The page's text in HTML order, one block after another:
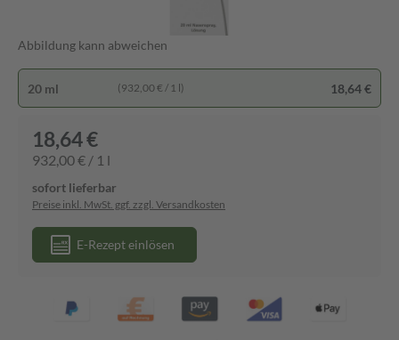
Abbildung kann abweichen
20 ml (932,00 € / 1 l) 18,64 €
18,64 €
932,00 € / 1 l
sofort lieferbar
Preise inkl. MwSt. ggf. zzgl. Versandkosten
E-Rezept einlösen